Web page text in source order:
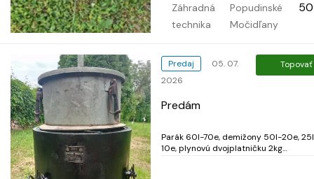
Záhradná
technika
Popudinské
Močidľany
Predaj
05. 07.
2026
Topovať
Predám
Parák 60l-70e, demižony 50l-20e,
10e, plynovú dvojplatničku 2kg